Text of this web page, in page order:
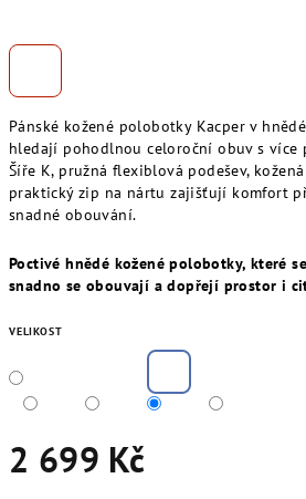
Pánské kožené polobotky Kacper v
hledají pohodlnou celoroční obuv s více
Šíře K, pružná flexiblová podešev,
praktický zip na nártu zajišťují komfort
snadné obouvání.
Poctivé hnědé kožené polobotky, které
snadno se obouvají a dopřejí prostor i
VELIKOST
2 699 Kč